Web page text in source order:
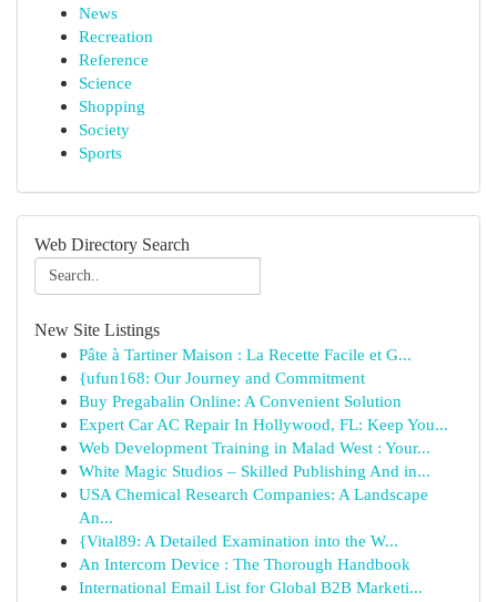
News
Recreation
Reference
Science
Shopping
Society
Sports
Web Directory Search
New Site Listings
Pâte à Tartiner Maison : La Recette Facile et G...
{ufun168: Our Journey and Commitment
Buy Pregabalin Online: A Convenient Solution
Expert Car AC Repair In Hollywood, FL: Keep You...
Web Development Training in Malad West : Your...
White Magic Studios – Skilled Publishing And in...
USA Chemical Research Companies: A Landscape
An...
{Vital89: A Detailed Examination into the W...
An Intercom Device : The Thorough Handbook
International Email List for Global B2B Marketi...